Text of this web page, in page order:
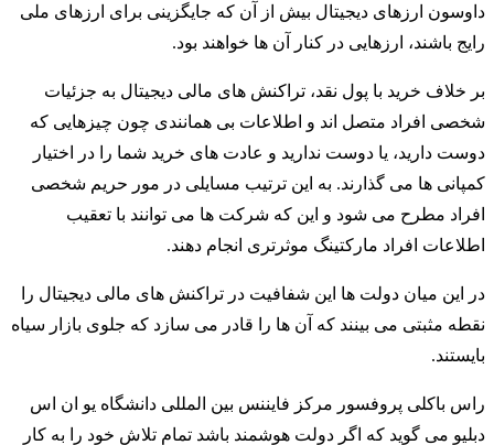
داوسون ارزهای دیجیتال بیش از آن که جایگزینی برای ارزهای ملی
رایج باشند، ارزهایی در کنار آن ها خواهند بود.
بر خلاف خرید با پول نقد، تراکنش های مالی دیجیتال به جزئیات
شخصی افراد متصل اند و اطلاعات بی همانندی چون چیزهایی که
دوست دارید، یا دوست ندارید و عادت های خرید شما را در اختیار
کمپانی ها می گذارند. به این ترتیب مسایلی در مور حریم شخصی
افراد مطرح می شود و این که شرکت ها می توانند با تعقیب
اطلاعات افراد مارکتینگ موثرتری انجام دهند.
در این میان دولت ها این شفافیت در تراکنش های مالی دیجیتال را
نقطه مثبتی می بینند که آن ها را قادر می سازد که جلوی بازار سیاه
بایستند.
راس باکلی پروفسور مرکز فایننس بین المللی دانشگاه یو ان اس
دبلیو می گوید که اگر دولت هوشمند باشد تمام تلاش خود را به کار